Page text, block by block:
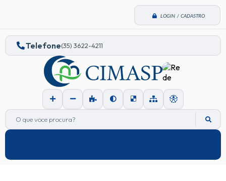
LOGIN / CADASTRO
O que voce procura?
Telefone(35) 3622-4211